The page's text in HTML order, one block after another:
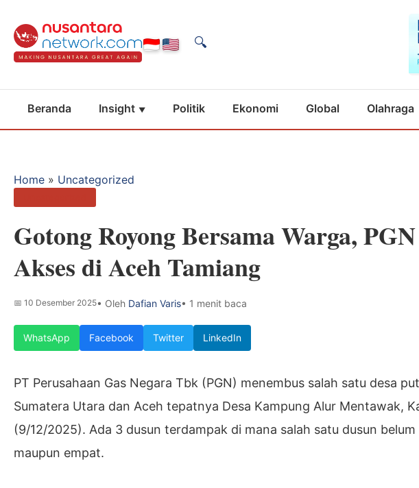
🔍
Beranda Insight Politik Ekonomi Global Olahraga
Home » Uncategorized
Gotong Royong Bersama Warga,
Akses di Aceh Tamiang
📅 10 Desember 2025• Oleh Dafian Varis• 1 menit baca
WhatsApp Facebook Twitter LinkedIn
PT Perusahaan Gas Negara Tbk (PGN) menembus salah satu desa
Sumatera Utara dan Aceh tepatnya Desa Kampung Alur Mentawak,
(9/12/2025). Ada 3 dusun terdampak di mana salah satu dusun
maupun empat.